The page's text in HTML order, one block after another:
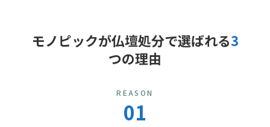
モノピックが仏壇処分で選ばれる3
つの理由
REASON
01